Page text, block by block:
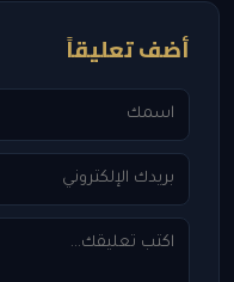
أضف تعليقاً